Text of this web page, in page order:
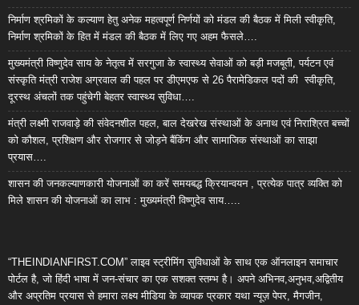
निर्माण श्रमिकों के कल्याण हेतु अनेक महत्वपूर्ण निर्णयों को मंडल की बैठक में मिली स्वीकृति,
निर्माण श्रमिकों के हित में मंडल की बैठक में लिए गए अहम फैसले….
मुख्यमंत्री विष्णुदेव साय के नेतृत्व में सरगुजा के स्वास्थ्य सेवाओं को बड़ी मजबूती, पर्यटन एवं
संस्कृति मंत्री राजेश अग्रवाल की पहल पर डीएमएफ से 26 पैरामेडिकल पदों की स्वीकृति,
दूरस्थ अंचलों तक पहुंचेगी बेहतर स्वास्थ्य सुविधा….
मंत्री लक्ष्मी राजवाड़े की संवेदनशील पहल, बाल देखरेख संस्थाओं के अनाथ एवं निराश्रित बच्चों
को कौशल, प्रशिक्षण और रोजगार से जोड़ने बैंकिंग और सामाजिक संस्थाओं का साझा
प्रयास….
शासन की जनकल्याणकारी योजनाओं का करें समयबद्ध क्रियान्वयन , प्रत्येक पात्र व्यक्ति को
मिले शासन की योजनाओं का लाभ : मुख्यमंत्री विष्णुदेव साय…..
“THEINDIANFIRST.COM” लाइव स्ट्रीमिंग सुविधाओं के साथ एक ऑनलाइन समाचार
पोर्टल है, जो हिंदी भाषा में जन-संचार का एक सशक्त स्तम्भ है। अपने अभिनव,अनुभव,अद्वितीय
और अप्रतिम प्रयास से हमारा लक्ष्य मीडिया के व्यापक प्रकार यथा न्यूज़ पेपर, मैगजीन,